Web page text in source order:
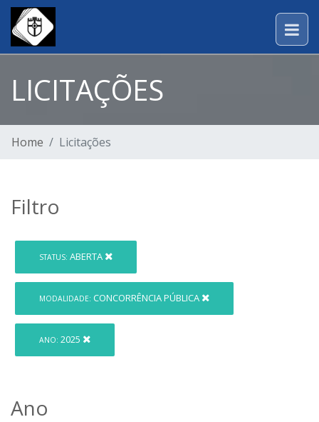
LICITAÇÕES
Home Licitações
Filtro
STATUS: ABERTA
MODALIDADE: CONCORRÊNCIA PÚBLICA
ANO: 2025
Ano